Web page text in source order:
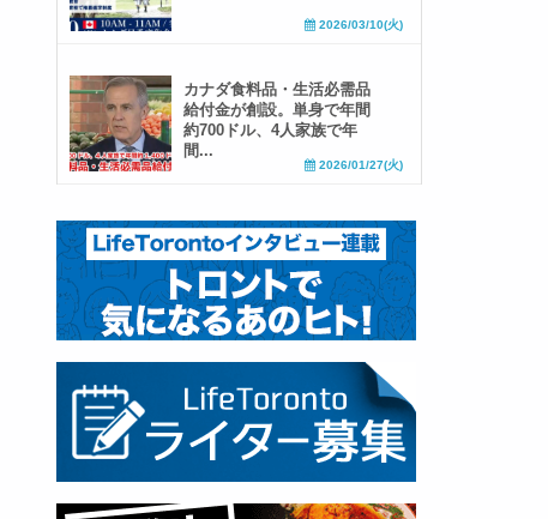
2026/03/10(火)
カナダ食料品・生活必需品
給付金が創設。単身で年間
約700ドル、4人家族で年
間...
2026/01/27(火)